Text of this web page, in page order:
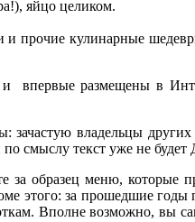
яйцо целиком.
и прочие кулинарные
размещены в
владельцы
смыслу текст уже не
образец меню, которые
этого: за прошедшие
Вполне возможно, вы